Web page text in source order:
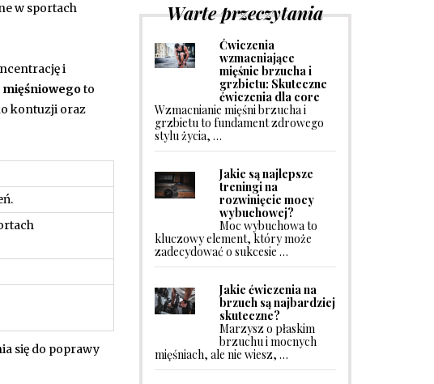
w sportach
i
mięśniowegoto
kontuzji oraz
się do poprawy
Warte przeczytania
Ćwiczenia
wzmacniające
mięśnie brzucha i
grzbietu: Skuteczne
ćwiczenia dla core
Wzmacnianie mięśni brzucha i
grzbietu to fundament zdrowego
stylu życia, …
Jakie są najlepsze
treningi na
rozwinięcie mocy
wybuchowej?
Moc wybuchowa to
kluczowy element, który może
zadecydować o sukcesie …
Jakie ćwiczenia na
brzuch są najbardziej
skuteczne?
Marzysz o płaskim
brzuchu i mocnych
mięśniach, ale nie wiesz, …